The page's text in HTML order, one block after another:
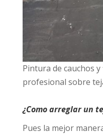
Pintura de cauchos
profesional sobre
¿Como arreglar un
Pues la mejor